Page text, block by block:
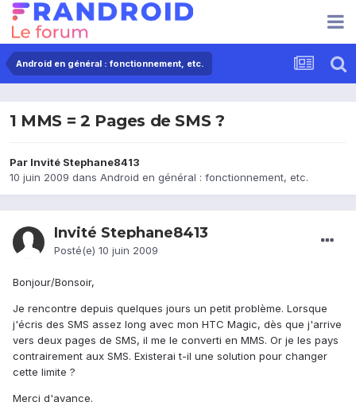
Android en général : fonctionnement, etc.
1 MMS = 2 Pages de SMS ?
Par Invité Stephane8413
10 juin 2009 dans Android en général : fonctionnement, etc.
Invité Stephane8413
Posté(e) 10 juin 2009
Bonjour/Bonsoir,
Je rencontre depuis quelques jours un petit problème. Lorsque
j'écris des SMS assez long avec mon HTC Magic, dès que j'arrive
vers deux pages de SMS, il me le converti en MMS. Or je les pays
contrairement aux SMS. Existerai t-il une solution pour changer
cette limite ?
Merci d'avance.